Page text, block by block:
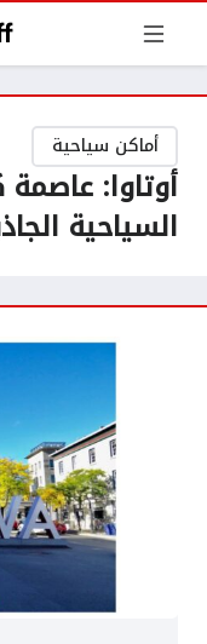
أماكن سياحية
أوتاوا:
السياحية